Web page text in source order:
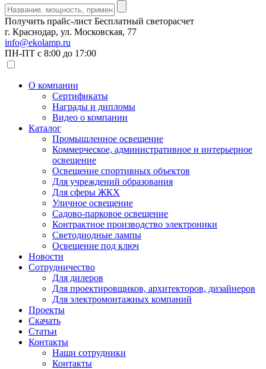
Получить прайс-лист Бесплатный светорасчет
г. Краснодар, ул. Московская, 77
info@ekolamp.ru
ПН-ПТ с 8:00 до 17:00
О компании
Сертификаты
Награды и дипломы
Видео о компании
Каталог
Промышленное освещение
Коммерческое, административное и интерьерное
освещение
Освещение спортивных объектов
Для учреждений образования
Для сферы ЖКХ
Уличное освещение
Садово-парковое освещение
Контрактное производство электроники
Светодиодные лампы
Освещение под ключ
Новости
Сотрудничество
Для дилеров
Для проектировщиков, архитекторов, дизайнеров
Для электромонтажных компаний
Проекты
Скачать
Статьи
Контакты
Наши сотрудники
Контакты